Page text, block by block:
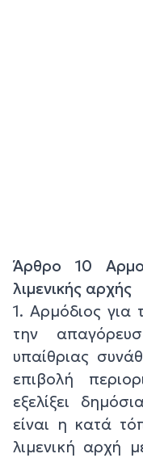
Άρθρο 10
λιμενικής αρχής
1. Αρμόδιος για
την
υπαίθριας
επιβολή
εξελίξει
είναι η κατά
λιμενική αρχή